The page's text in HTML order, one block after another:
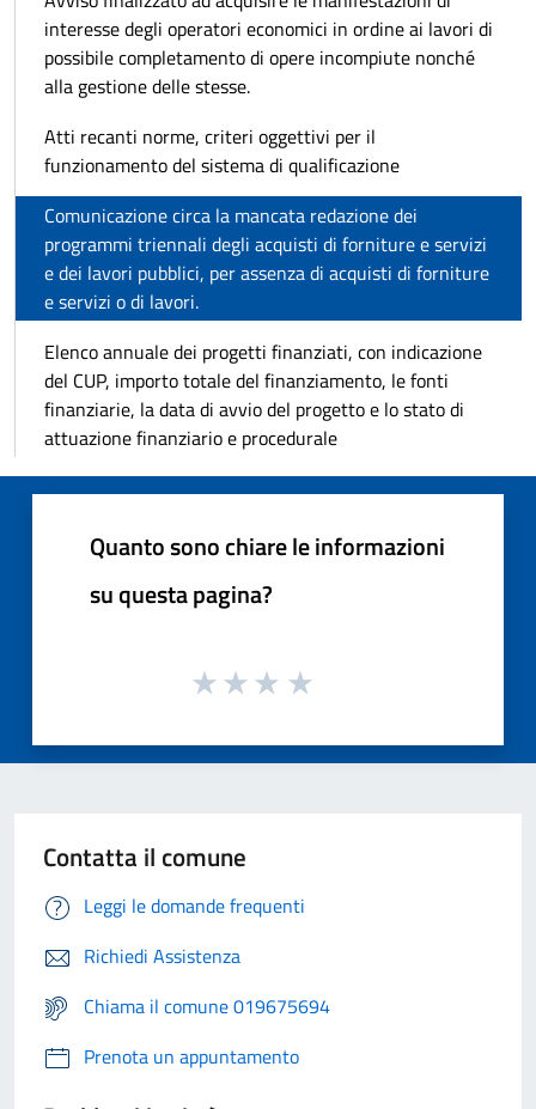
interesse degli operatori economici in ordine ai lavori di
possibile completamento di opere incompiute nonché
alla gestione delle stesse.
Atti recanti norme, criteri oggettivi per il
funzionamento del sistema di qualificazione
Comunicazione circa la mancata redazione dei
programmi triennali degli acquisti di forniture e servizi
e dei lavori pubblici, per assenza di acquisti di forniture
e servizi o di lavori.
Elenco annuale dei progetti finanziati, con indicazione
del CUP, importo totale del finanziamento, le fonti
finanziarie, la data di avvio del progetto e lo stato di
attuazione finanziario e procedurale
Quanto sono chiare le informazioni
su questa pagina?
Contatta il comune
Leggi le domande frequenti
Richiedi Assistenza
Chiama il comune 019675694
Prenota un appuntamento